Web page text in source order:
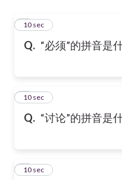
Q. “必须”的拼音是
110 sec
Q. “讨论”的拼音是
210 sec
310 sec